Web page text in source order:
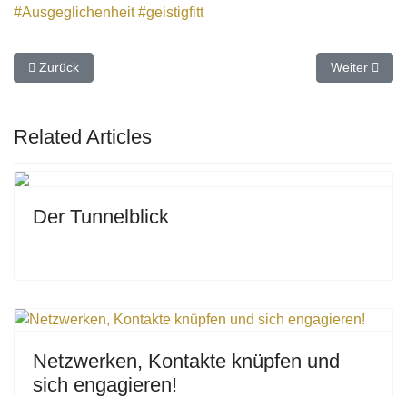
#Ausgeglichenheit #geistigfitt
Vorheriger Beitrag: Um attraktive Lippen zu haben, sprich nette
Zurück Nächster
Weiter
Related Articles
Der Tunnelblick
Netzwerken, Kontakte knüpfen und
sich engagieren!